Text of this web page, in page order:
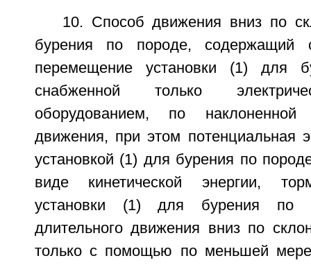
10. Способ движения вниз по
бурения по породе, содержащий
перемещение установки (1) для
снабженной только
оборудованием, по наклоненной
движения, при этом потенциальная
установкой (1) для бурения по
виде кинетической энергии,
установки (1) для бурения по
длительного движения вниз по
только с помощью по меньшей мере